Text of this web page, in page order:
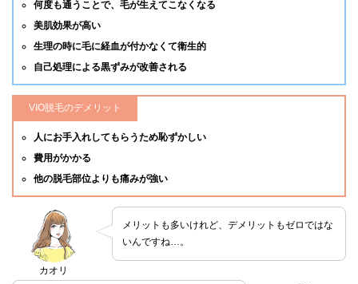
何度も通うことで、毛が生えてこなくなる
美肌効果が高い
生理の時に毛に経血が付かなくて衛生的
自己処理による黒ずみが改善される
VIO脱毛のデメリット
人にお手入れしてもらうため恥ずかしい
費用がかかる
他の脱毛部位よりも痛みが強い
カオリ
メリットも多いけれど、デメリットもゼロではな
いんですね…。